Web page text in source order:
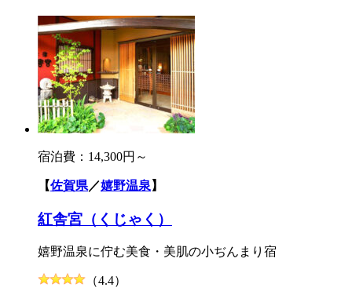
宿泊費： 14,300円～
【佐賀県／嬉野温泉 】
紅舎宮（くじゃく）
嬉野温泉に佇む美食・美肌の小ぢんまり宿
（4.4）